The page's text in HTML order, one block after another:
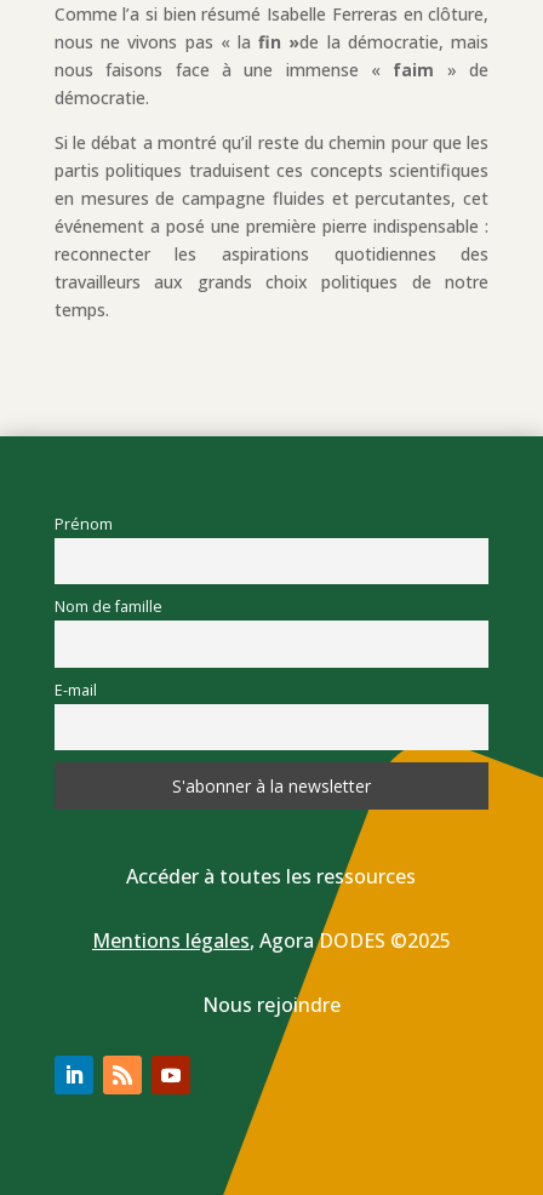
Comme l’a si bien résumé Isabelle Ferreras en clôture,
nous ne vivons pas « lafin »de la démocratie, mais
nous faisons face à une immense « faim » de
démocratie.
Si le débat a montré qu’il reste du chemin pour que les
partis politiques traduisent ces concepts scientifiques
en mesures de campagne fluides et percutantes, cet
événement a posé une première pierre indispensable :
reconnecter les aspirations quotidiennes des
travailleurs aux grands choix politiques de notre
temps.
Prénom
Nom de famille
E-mail
Accéder à toutes les ressources
Mentions légales, Agora DODES ©2025
Nous rejoindre